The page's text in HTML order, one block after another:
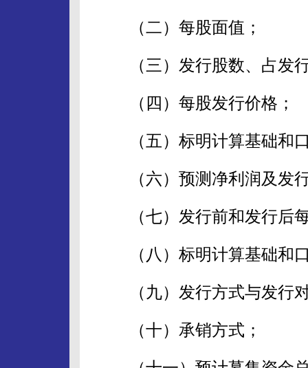
（二）每股面值；
（三）发行股数、占发行
（四）每股发行价格；
（五）标明计算基础和
（六）预测净利润及发行
（七）发行前和发行后
（八）标明计算基础和
（九）发行方式与发行
（十）承销方式；